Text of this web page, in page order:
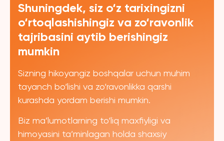
Shuningdek, siz o‘z tarixingizni
o‘rtoqlashishingiz va zo‘ravonlik
tajribasini aytib berishingiz
mumkin
Sizning hikoyangiz boshqalar uchun muhim
tayanch bo‘lishi va zo‘ravonlikka qarshi
kurashda yordam berishi mumkin.
Biz ma’lumotlarning to‘liq maxfiyligi va
himoyasini ta’minlagan holda shaxsiy